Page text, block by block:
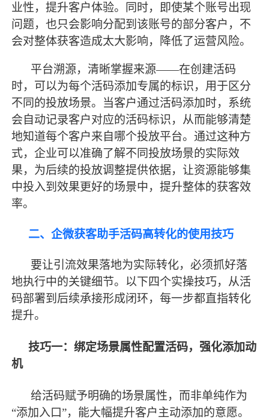
业性，提升客户体验。同时，即使某个账号出现
问题，也只会影响分配到该账号的部分客户，不
会对整体获客造成太大影响，降低了运营风险。
平台溯源，清晰掌握来源——在创建活码
时，可以为每个活码添加专属的标识，用于区分
不同的投放场景。当客户通过活码添加时，系统
会自动记录客户对应的活码标识，从而能够清楚
地知道每个客户来自哪个投放平台。通过这种方
式，企业可以准确了解不同投放场景的实际效
果，为后续的投放调整提供依据，让资源能够集
中投入到效果更好的场景中，提升整体的获客效
率。
二、企微获客助手活码高转化的使用技巧
要让引流效果落地为实际转化，必须抓好落
地执行中的关键细节。以下四个实操技巧，从活
码部署到后续承接形成闭环，每一步都直指转化
提升。
技巧一：绑定场景属性配置活码，强化添加动
机
给活码赋予明确的场景属性，而非单纯作为
“添加入口”，能大幅提升客户主动添加的意愿。